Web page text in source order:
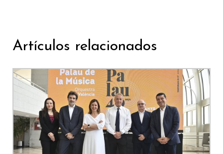
Artículos relacionados